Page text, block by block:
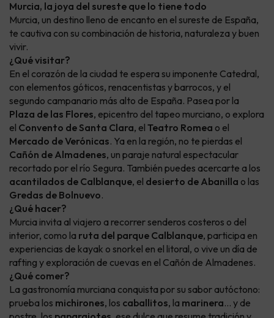
Murcia, la joya del sureste que lo tiene todo
Murcia, un destino lleno de encanto en el sureste de España,
te cautiva con su combinación de historia, naturaleza y buen
vivir.
¿Qué visitar?
En el corazón de la ciudad te espera su imponente Catedral,
con elementos góticos, renacentistas y barrocos, y el
segundo campanario más alto de España. Pasea por la
Plaza de las Flores, epicentro del tapeo murciano, o explora
el Convento de Santa Clara, el Teatro Romea o el
Mercado de Verónicas. Ya en la región, no te pierdas el
Cañón de Almadenes, un paraje natural espectacular
recortado por el río Segura. También puedes acercarte a los
acantilados de Calblanque, el desierto de Abanilla o las
Gredas de Bolnuevo.
¿Qué hacer?
Murcia invita al viajero a recorrer senderos costeros o del
interior, como la ruta del parque Calblanque, participa en
experiencias de kayak o snorkel en el litoral, o vive un día de
rafting y exploración de cuevas en el Cañón de Almadenes.
¿Qué comer?
La gastronomía murciana conquista por su sabor autóctono:
prueba los michirones, los caballitos, la marinera… y de